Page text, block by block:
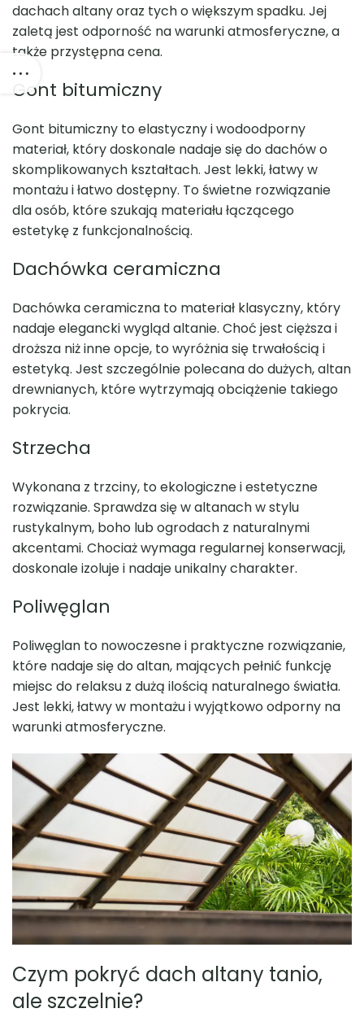
dachach altany oraz tych o większym spadku. Jej
zaletą jest odporność na warunki atmosferyczne, a
także przystępna cena.
Gont bitumiczny
Gont bitumiczny to elastyczny i wodoodporny
materiał, który doskonale nadaje się do dachów o
skomplikowanych kształtach. Jest lekki, łatwy w
montażu i łatwo dostępny. To świetne rozwiązanie
dla osób, które szukają materiału łączącego
estetykę z funkcjonalnością.
Dachówka ceramiczna
Dachówka ceramiczna to materiał klasyczny, który
nadaje elegancki wygląd altanie. Choć jest cięższa i
droższa niż inne opcje, to wyróżnia się trwałością i
estetyką. Jest szczególnie polecana do dużych, altan
drewnianych, które wytrzymają obciążenie takiego
pokrycia.
Strzecha
Wykonana z trzciny, to ekologiczne i estetyczne
rozwiązanie. Sprawdza się w altanach w stylu
rustykalnym, boho lub ogrodach z naturalnymi
akcentami. Chociaż wymaga regularnej konserwacji,
doskonale izoluje i nadaje unikalny charakter.
Poliwęglan
Poliwęglan to nowoczesne i praktyczne rozwiązanie,
które nadaje się do altan, mających pełnić funkcję
miejsc do relaksu z dużą ilością naturalnego światła.
Jest lekki, łatwy w montażu i wyjątkowo odporny na
warunki atmosferyczne.
Czym pokryć dach altany tanio,
ale szczelnie?